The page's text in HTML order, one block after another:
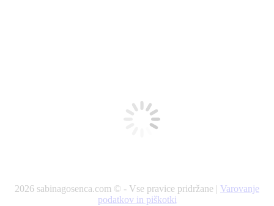
2026 sabinagosenca.com © - Vse pravice pridržane | Varovanje
podatkov in piškotki